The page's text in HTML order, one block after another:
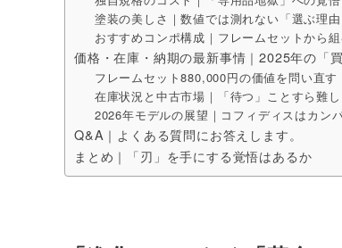
塗装の美しさ｜数値では測れない「選ぶ理由
おすすめコンポ構成｜フレームセットから
価格・在庫・納期の最新事情｜2025年の「
フレームセット880,000円の価値を問い直す
在庫状況と中古市場｜「待つ」ことすら難
2026年モデルの展望｜コフィディスはカン
Q&A｜よくある質問にお答えします。
まとめ｜「刃」を手にする覚悟はあるか